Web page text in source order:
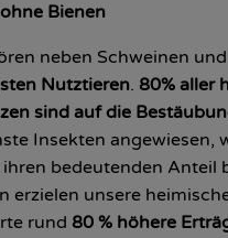
Bienen
neben Schweinen
Nutztieren. 80% aller
sind auf die
Insekten angewiesen,
bedeutenden Anteil
erzielen unsere
rund 80 % höhere